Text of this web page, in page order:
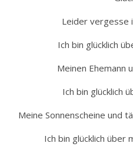
Leider vergesse
Ich bin glücklich
Meinen Ehemann
Ich bin glücklich
Meine Sonnenscheine und
Ich bin glücklich über